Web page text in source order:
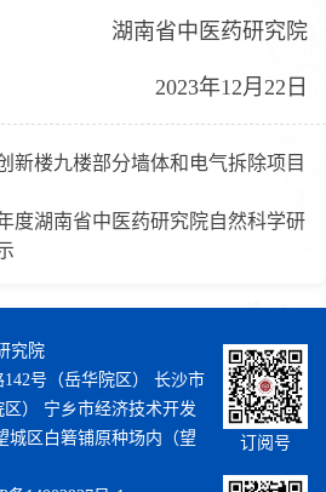
湖南省中医药研究院
2023年12月22日
新楼九楼部分墙体和电气拆除项目
度湖南省中医药研究院自然科学研
究院
号（岳华院区） 长沙市
） 宁乡市经济技术开发
城区白箬铺原种场内（望
订阅号